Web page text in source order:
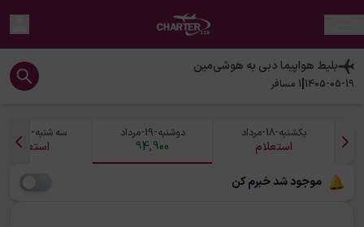
بلیط هواپیمادبی به هوشی‌مین
1405-05-19
|
1 مسافر
یکشنبه-18-مرداد
استعلام
دوشنبه-19-مرداد
94,900
سه شنبه-20-مرداد
استعلام
موجود شد خبرم کن